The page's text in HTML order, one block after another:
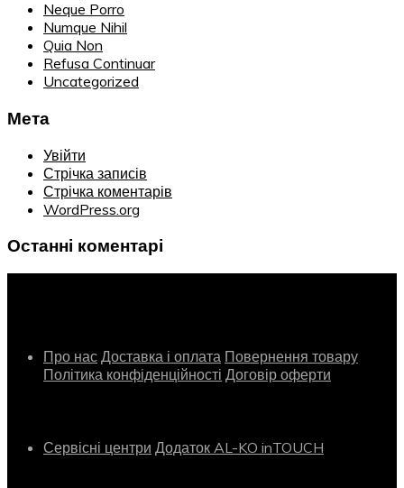
Neque Porro
Numque Nihil
Quia Non
Refusa Continuar
Uncategorized
Мета
Увійти
Стрічка записів
Стрічка коментарів
WordPress.org
Останні коментарі
Про нас Доставка і оплата Повернення товару
Політика конфіденційності Договір оферти
Сервісні центри Додаток AL-KO inTOUCH